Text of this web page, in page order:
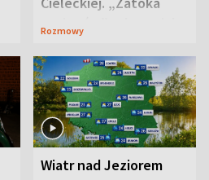
szpiegów” od razu ich
Rozmowy
Wiatr nad Jeziorem